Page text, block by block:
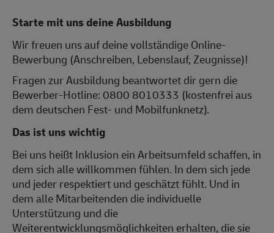
Starte mit uns deine Ausbildung
Wir freuen uns auf deine vollständige Online-
Bewerbung (Anschreiben, Lebenslauf, Zeugnisse)!
Fragen zur Ausbildung beantwortet dir gern die
Bewerber-Hotline: 0800 8010333 (kostenfrei aus
dem deutschen Fest- und Mobilfunknetz).
Das ist uns wichtig
Bei uns heißt Inklusion ein Arbeitsumfeld schaffen, in
dem sich alle willkommen fühlen. In dem sich jede
und jeder respektiert und geschätzt fühlt. Und in
dem alle Mitarbeitenden die individuelle
Unterstützung und die
Weiterentwicklungsmöglichkeiten erhalten, die sie